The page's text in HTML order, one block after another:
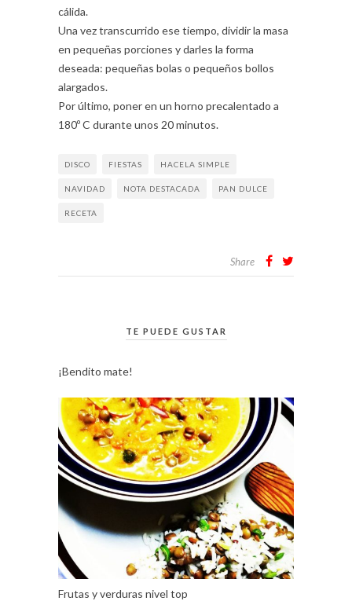
cálida.
Una vez transcurrido ese tiempo, dividir la masa
en pequeñas porciones y darles la forma
deseada: pequeñas bolas o pequeños bollos
alargados.
Por último, poner en un horno precalentado a
180º C durante unos 20 minutos.
DISCO FIESTAS HACELA SIMPLE
NAVIDAD NOTA DESTACADA PAN DULCE
RECETA
Share
TE PUEDE GUSTAR
¡Bendito mate!
Frutas y verduras nivel top